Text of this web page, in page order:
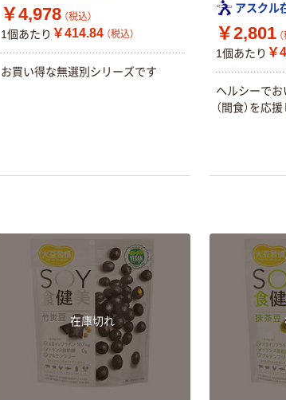
￥4,978 （税込）
1個あたり ￥414.84 （税込）
お買い得な無選別シリーズです
アスクル
￥2,801
1個あたり ￥
ヘルシーで
（間食）を応
在庫切れ